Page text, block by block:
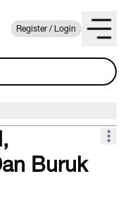
Register / Login
Buruk